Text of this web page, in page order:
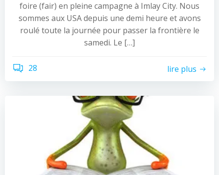
foire (fair) en pleine campagne à Imlay City. Nous
sommes aux USA depuis une demi heure et avons
roulé toute la journée pour passer la frontière le
samedi. Le […]
28 lire plus